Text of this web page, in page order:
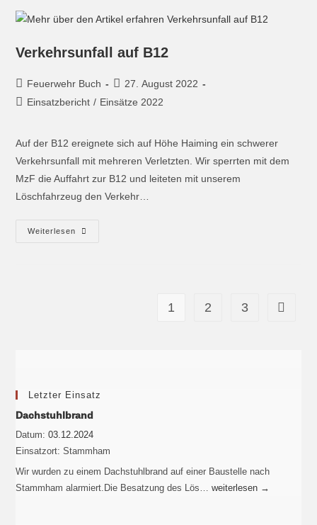
Verkehrsunfall auf B12
Feuerwehr Buch
27. August 2022
Einsatzbericht / Einsätze 2022
Auf der B12 ereignete sich auf Höhe Haiming ein schwerer
Verkehrsunfall mit mehreren Verletzten. Wir sperrten mit dem
MzF die Auffahrt zur B12 und leiteten mit unserem
Löschfahrzeug den Verkehr…
Weiterlesen
1 2 3
Letzter Einsatz
Dachstuhlbrand
Datum:03.12.2024
Einsatzort: Stammham
Wir wurden zu einem Dachstuhlbrand auf einer Baustelle nach
Stammham alarmiert.Die Besatzung des Lös…weiterlesen →